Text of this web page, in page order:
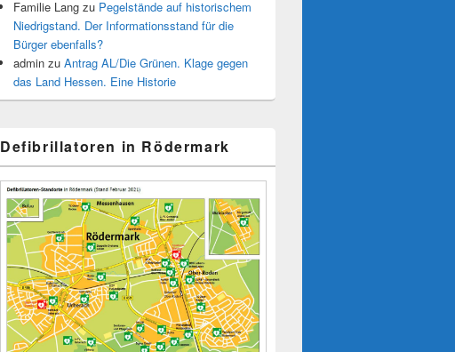
Familie Lang zu Pegelstände auf historischem
Niedrigstand. Der Informationsstand für die
Bürger ebenfalls?
admin zu Antrag AL/Die Grünen. Klage gegen
das Land Hessen. Eine Historie
Defibrillatoren in Rödermark